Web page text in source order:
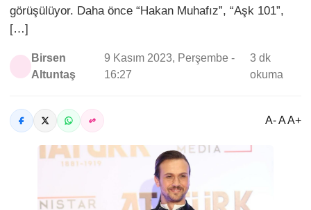
görüşülüyor. Daha önce “Hakan Muhafız”, “Aşk 101”,
[…]
Birsen
Altuntaş
9 Kasım 2023, Perşembe -
16:27
3 dk
okuma
A- A A+